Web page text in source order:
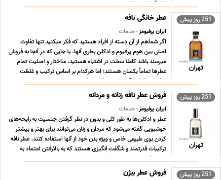
زیاد آن، از همراه دا ... ...
251 روز پیش
تهران
عطر خانگی نافه
ایران پرفیومز- خدمات
اگر شماهم از آن دسته از افراد هستید که فکر میکنید تنها تفاوت
اصلی بین هوم پرفیوم و ادکلن بطری آنها، یا جایی که در آنجا به فروش
میرسند باشد کاملا سخت در اشتباه هستید. ساختار و اصلیت تمام
عطرها تمامأ یکسان هستند؛ اما هرکدام بر اساس ترکیب و غلظت
روغن در الکل و آب، نامی متفاوت دارند. ... ...
251 روز پیش
تهران
فروش عطر نافه زنانه و مردانه
ایران پرفیومز- خدمات
عطر و ادکلن‌ها به طور کلی و بدون در نظر گرفتن جنسیت به رایحه‌های
خوشبویی گفته می‌شود که مردان و زنان می‌توانند برای بهتر و بیشتر
کردن بوی طبیعی خاص و ویژه بدن خود از آنها استفاده کنند. عطر نافه
ترکیبات قدرتمند و شگفت انگیزی هستند که به بالارفتن اعتماد به
نفس افراد کمک کرده و ظاهر ... ...
251 روز پیش فروش عطر بیژن